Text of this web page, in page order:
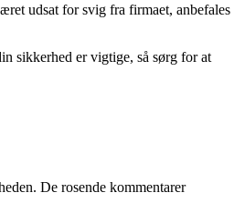
udsat for svig fra firmaet, anbefales
sikkerhed er vigtige, så sørg for at
De rosende kommentarer